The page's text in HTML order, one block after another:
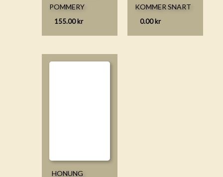
POMMERY
155.00kr
KOMMER SNART
0.00kr
HONUNG